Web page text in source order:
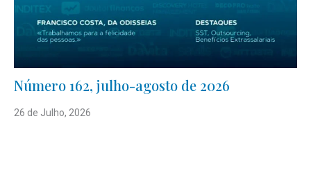
Número 162, julho-agosto de 2026
26 de Julho, 2026